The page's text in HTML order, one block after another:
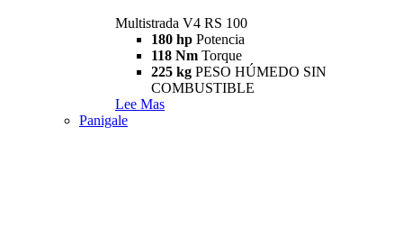
Multistrada V4 RS 100
180 hp Potencia
118 Nm Torque
225 kg PESO HÚMEDO SIN
COMBUSTIBLE
Lee Mas
Panigale